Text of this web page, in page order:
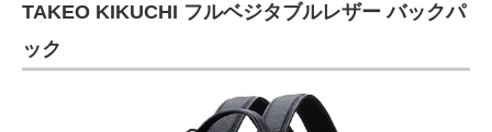
TAKEO KIKUCHI フルベジタブルレザー バックパ
ック